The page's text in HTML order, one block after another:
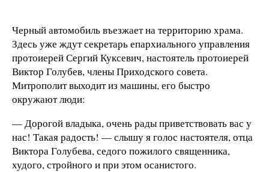
Черный автомобиль въезжает на территорию храма.
Здесь уже ждут секретарь епархиального управления
протоиерей Сергий Куксевич, настоятель протоиерей
Виктор Голубев, члены Приходского совета.
Митрополит выходит из машины, его быстро
окружают люди:
— Дорогой владыка, очень рады приветствовать вас у
нас! Такая радость! — слышу я голос настоятеля, отца
Виктора Голубева, седого пожилого священника,
худого, стройного и при этом осанистого.